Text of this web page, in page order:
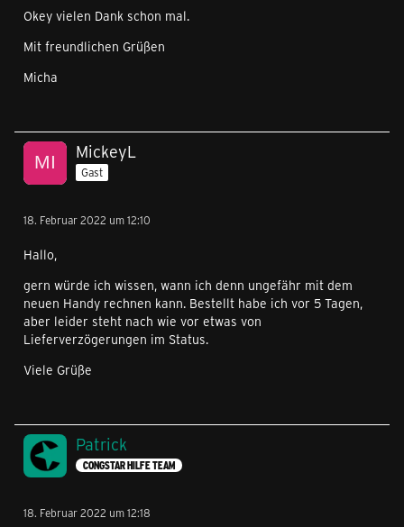
Okey vielen Dank schon mal.
Mit freundlichen Grüßen
Micha
MickeyL
Gast
18. Februar 2022 um 12:10
Hallo,
gern würde ich wissen, wann ich denn ungefähr mit dem
neuen Handy rechnen kann. Bestellt habe ich vor 5 Tagen,
aber leider steht nach wie vor etwas von
Lieferverzögerungen im Status.
Viele Grüße
Patrick
CONGSTAR HILFE TEAM
18. Februar 2022 um 12:18